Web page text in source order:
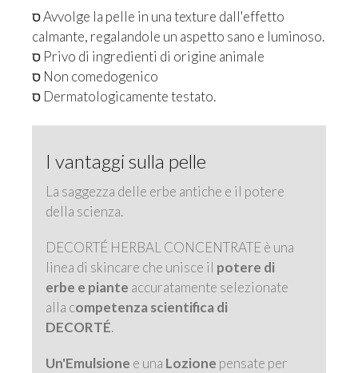
ס Avvolge la pelle in una texture dall'effetto
calmante, regalandole un aspetto sano e luminoso.
ס Privo di ingredienti di origine animale
ס Non comedogenico
ס Dermatologicamente testato.
I vantaggi sulla pelle
La saggezza delle erbe antiche e il potere
della scienza.
DECORTÉ HERBAL CONCENTRATE è una
linea di skincare che unisce il potere di
erbe e piante accuratamente selezionate
alla competenza scientifica di
DECORTÉ.
Un'Emulsione e una Lozione pensate per